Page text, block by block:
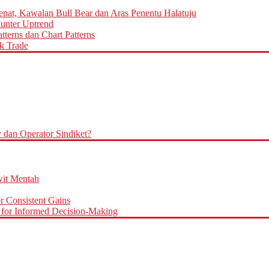
Kawalan Bull Bear dan Aras Penentu Halatuju
Uptrend
dan Chart Patterns
Trade
Operator Sindiket?
Mentah
Consistent Gains
for Informed Decision-Making